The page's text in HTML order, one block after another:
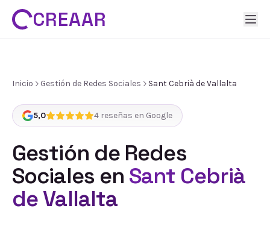
CREAAR
Inicio Gestión de Redes Sociales Sant Cebrià de Vallalta
5,0 4 reseñas en Google
Gestión de Redes
Sociales en Sant Cebrià
de Vallalta